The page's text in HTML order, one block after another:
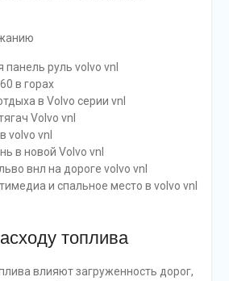
топлива
влияют загруженность дорог,